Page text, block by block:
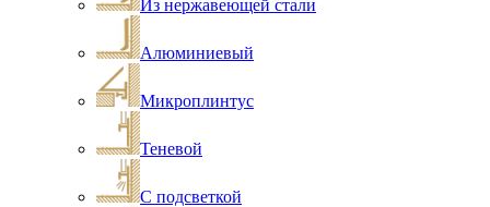
Из нержавеющей стали
Алюминиевый
Микроплинтус
Теневой
С подсветкой